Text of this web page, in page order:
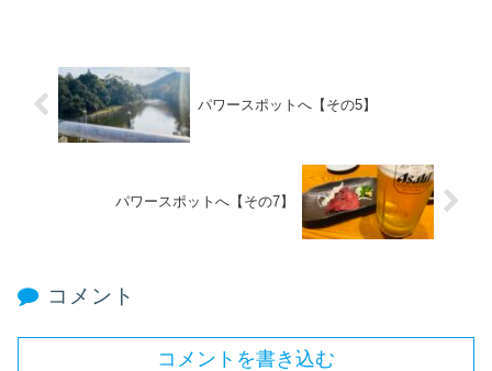
パワースポットへ【その5】
パワースポットへ【その7】
コメント
コメントを書き込む